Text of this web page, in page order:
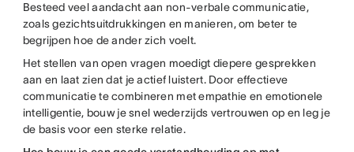
Besteed veel aandacht aan non-verbale communicatie,
zoals gezichtsuitdrukkingen en manieren, om beter te
begrijpen hoe de ander zich voelt.
Het stellen van open vragen moedigt diepere gesprekken
aan en laat zien dat je actief luistert. Door effectieve
communicatie te combineren met empathie en emotionele
intelligentie, bouw je snel wederzijds vertrouwen op en leg je
de basis voor een sterke relatie.